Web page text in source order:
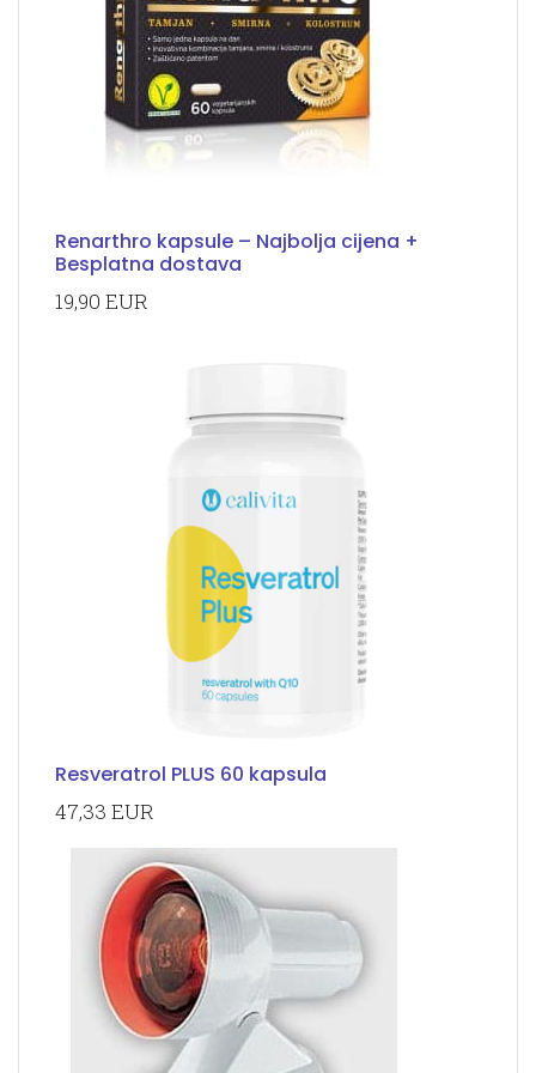
Renarthro kapsule – Najbolja cijena +
Besplatna dostava
19,90 EUR
Resveratrol PLUS 60 kapsula
47,33 EUR